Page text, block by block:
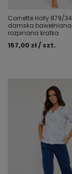
Cornette Holly 879/
damska bawełniana
rozpinana kratka
157,00 zł / szt.